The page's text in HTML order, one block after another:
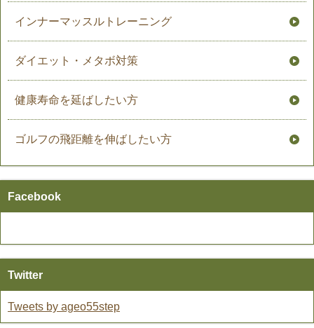
インナーマッスルトレーニング
ダイエット・メタボ対策
健康寿命を延ばしたい方
ゴルフの飛距離を伸ばしたい方
Facebook
Twitter
Tweets by ageo55step